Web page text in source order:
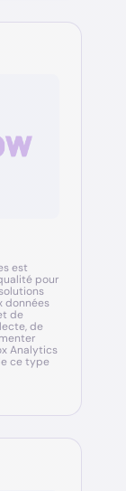
est
pour
données
de
de
Analytics
ce type